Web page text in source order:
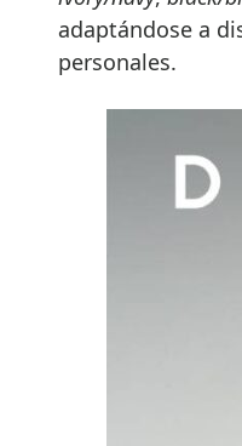
adaptándose a
personales.